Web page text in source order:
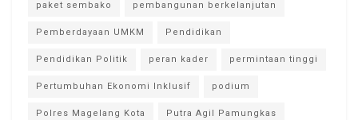
paket sembako pembangunan berkelanjutan
Pemberdayaan UMKM Pendidikan
Pendidikan Politik peran kader permintaan tinggi
Pertumbuhan Ekonomi Inklusif podium
Polres Magelang Kota Putra Agil Pamungkas